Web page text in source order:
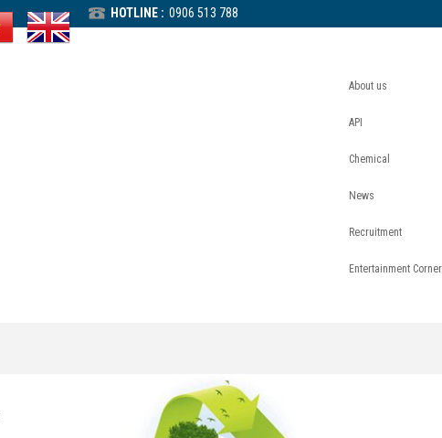
HOTLINE : 0906 513 788
About us
API
Chemical
News
Recruitment
Entertainment Corner